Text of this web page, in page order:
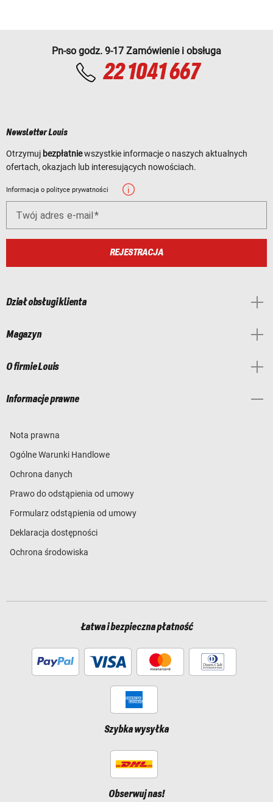
Pn-so godz. 9-17 Zamówienie i obsługa
22 1041 667
Newsletter Louis
Otrzymuj bezpłatniewszystkie informacje o naszych aktualnych
ofertach, okazjach lub interesujących nowościach.
Informacja o polityce prywatności
Twój adres e-mail
REJESTRACJA
Dział obsługi klienta
Magazyn
O firmie Louis
Informacje prawne
Nota prawna
Ogólne Warunki Handlowe
Ochrona danych
Prawo do odstąpienia od umowy
Formularz odstąpienia od umowy
Deklaracja dostępności
Ochrona środowiska
Łatwa i bezpieczna płatność
Szybka wysyłka
Obserwuj nas!